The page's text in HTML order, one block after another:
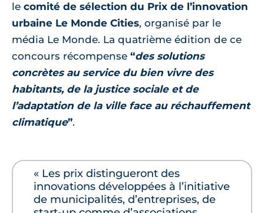
le comité de sélection du Prix de l’innovation
urbaine Le Monde Cities, organisé par le
média Le Monde. La quatrième édition de ce
concours récompense “des solutions
concrètes au service du bien vivre des
habitants, de la justice sociale et de
l’adaptation de la ville face au réchauffement
climatique”.
« Les prix distingueront des
innovations développées à l’initiative
de municipalités, d’entreprises, de